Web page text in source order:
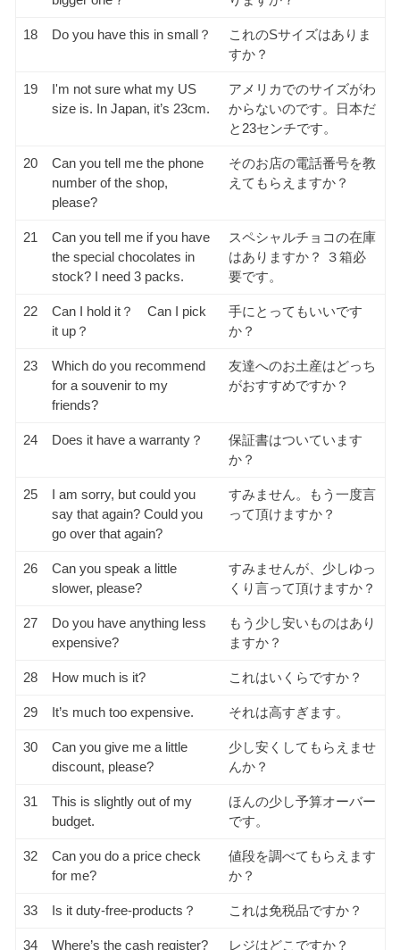
18 Do you have this in small？
これのSサイズはありま
すか？
19
I'm not sure what my US
size is. In Japan, it’s 23cm.
アメリカでのサイズがわ
からないのです。日本だ
と23センチです。
20
Can you tell me the phone
number of the shop,
please?
そのお店の電話番号を教
えてもらえますか？
21
Can you tell me if you have
the special chocolates in
stock? I need 3 packs.
スペシャルチョコの在庫
はありますか？ ３箱必
要です。
22
Can I hold it？ Can I pick
it up？
手にとってもいいです
か？
23
Which do you recommend
for a souvenir to my
friends?
友達へのお土産はどっち
がおすすめですか？
24 Does it have a warranty？
保証書はついています
か？
25
I am sorry, but could you
say that again? Could you
go over that again?
すみません。もう一度言
って頂けますか？
26
Can you speak a little
slower, please?
すみませんが、少しゆっ
くり言って頂けますか？
27
Do you have anything less
expensive?
もう少し安いものはあり
ますか？
28 How much is it? これはいくらですか？
29 It’s much too expensive. それは高すぎます。
30
Can you give me a little
discount, please?
少し安くしてもらえませ
んか？
31
This is slightly out of my
budget.
ほんの少し予算オーバー
です。
32
Can you do a price check
for me?
値段を調べてもらえます
か？
33 Is it duty-free-products？ これは免税品ですか？
34 Where’s the cash register? レジはどこですか？